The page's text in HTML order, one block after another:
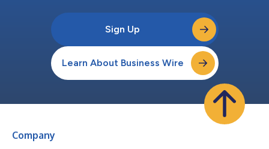
Sign Up
Learn About Business Wire
Company